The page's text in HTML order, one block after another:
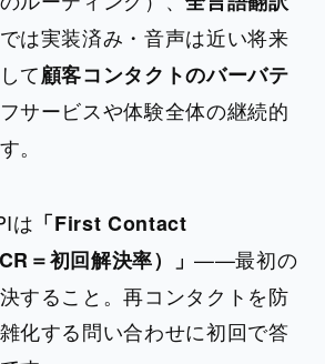
は実装済み・音声は近い将来
て顧客コンタクトのバーバテ
サービスや体験全体の継続的
。
は 「First Contact
＝初回解決率）」——最初の
すること。再コンタクトを防
化する問い合わせに初回で答